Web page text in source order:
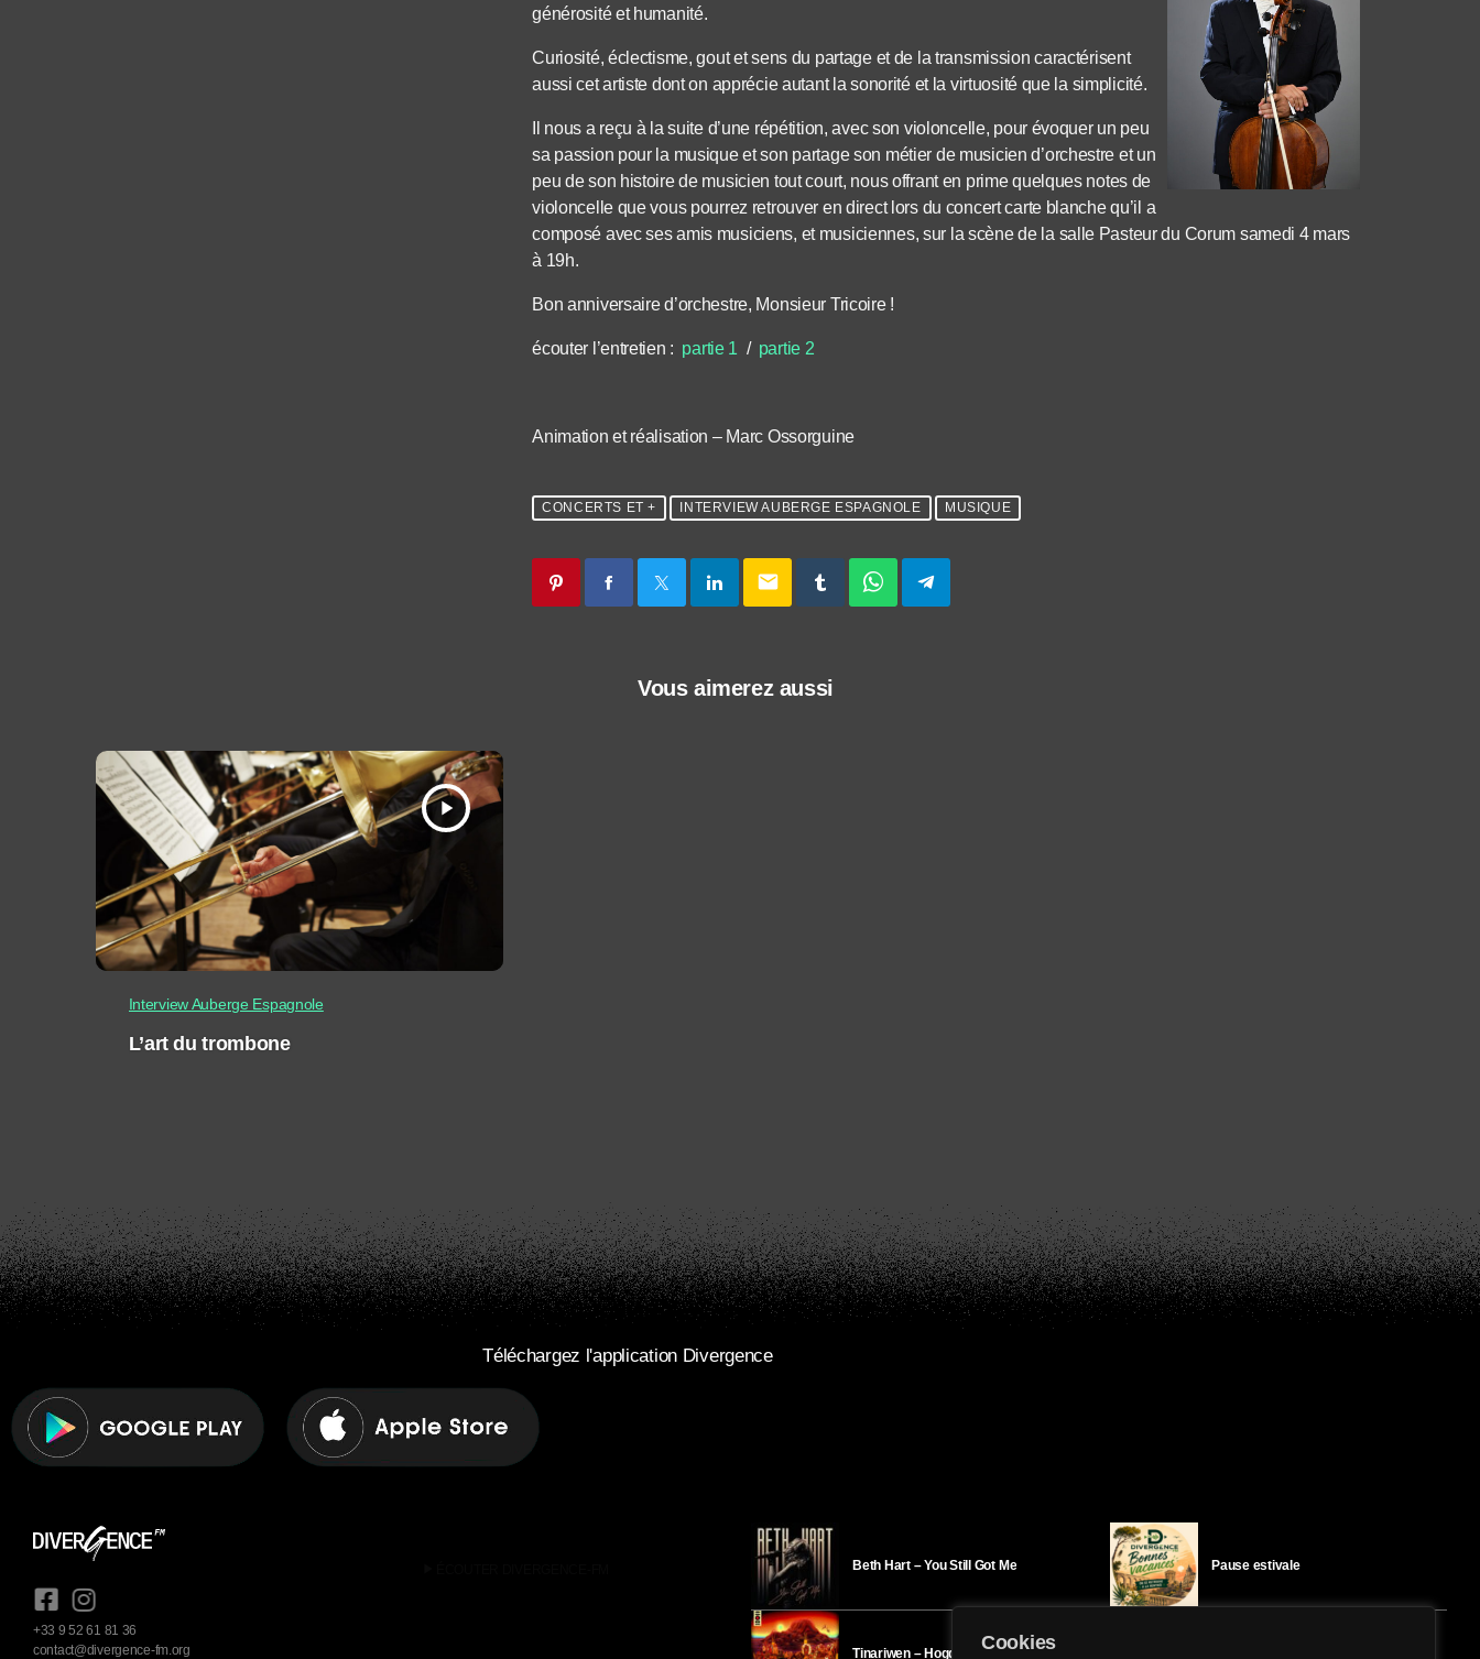
Cookies
générosité et humanité.
Curiosité, éclectisme, gout et sens du partage et de la transmission caractérisent
aussi cet artiste dont on apprécie autant la sonorité et la virtuosité que la simplicité.
Il nous a reçu à la suite d’une répétition, avec son violoncelle, pour évoquer un peu
sa passion pour la musique et son partage son métier de musicien d’orchestre et un
peu de son histoire de musicien tout court, nous offrant en prime quelques notes de
violoncelle que vous pourrez retrouver en direct lors du concert carte blanche qu’il a
composé avec ses amis musiciens, et musiciennes, sur la scène de la salle Pasteur du Corum samedi 4 mars
à 19h.
Bon anniversaire d’orchestre, Monsieur Tricoire !
écouter l’entretien : partie 1 / partie 2
Animation et réalisation – Marc Ossorguine
CONCERTS ET + INTERVIEW AUBERGE ESPAGNOLE MUSIQUE
email
Vous aimerez aussi
play_arrow
Interview Auberge Espagnole
L’art du trombone
Téléchargez l'application Divergence
+33 9 52 61 81 36
contact@divergence-fm.org
Beth Hart – You Still Got Me
Tinariwen – Hoggar
Pause estivale